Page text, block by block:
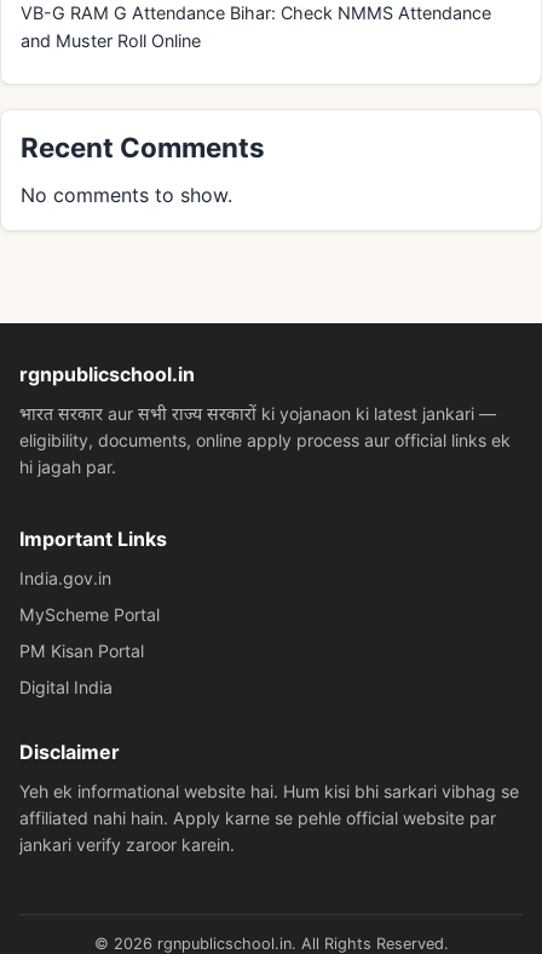
VB-G RAM G Attendance Bihar: Check NMMS Attendance
and Muster Roll Online
Recent Comments
No comments to show.
rgnpublicschool.in
भारत सरकार aur सभी राज्य सरकारों ki yojanaon ki latest jankari —
eligibility, documents, online apply process aur official links ek
hi jagah par.
Important Links
India.gov.in
MyScheme Portal
PM Kisan Portal
Digital India
Disclaimer
Yeh ek informational website hai. Hum kisi bhi sarkari vibhag se
affiliated nahi hain. Apply karne se pehle official website par
jankari verify zaroor karein.
© 2026 rgnpublicschool.in. All Rights Reserved.